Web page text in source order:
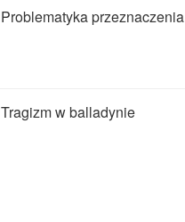
Problematyka przeznaczenia
Tragizm w balladynie